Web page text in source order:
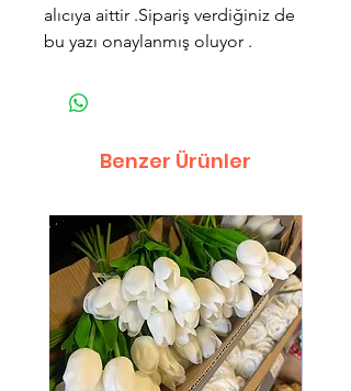
alıcıya aittir .Sipariş verdiğiniz de
bu yazı onaylanmış oluyor .
Benzer Ürünler